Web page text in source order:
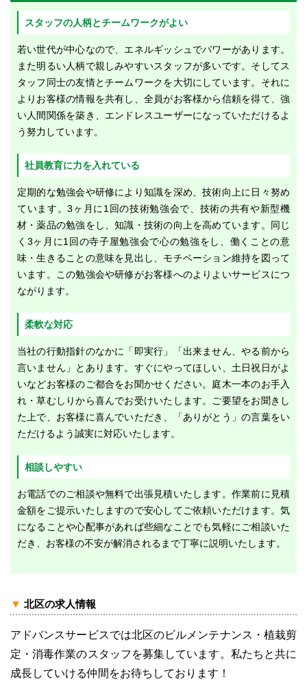
スタッフの人柄とチームワークがよい
若い世代が中心なので、エネルギッシュでパワーがあります。
また明るい人柄で親しみやすいスタッフが多いです。そしてス
タッフ同士の友情とチームワークを大切にしています。それに
よりお客様の情報を共有し、全員がお客様から信頼を得て、強
い人間関係を築き、エンドレスユーザーになっていただけるよ
う努力しています。
社員教育に力を入れている
定期的な勉強会や研修により知識を深め、技術向上に日々努め
ています。3ヶ月に1回の技術勉強会で、技術の共有や新型機
材・薬品の勉強をし、知識・技術の向上を高めています。同じ
く3ヶ月に1回の寺子屋勉強会で心の勉強をし、働くことの意
味・生きることの意味を見出し、モチベーション維持を図って
います。この勉強会や研修がお客様へのよりよいサービスにつ
ながります。
柔軟な対応
当社の行動指針のなかに「即実行」「出来ません、やる前から
言いません」とあります。すぐにやってほしい、土日祝日がよ
いなどお客様のご都合をお聞かせください。庭木一本のお手入
れ・草むしりから喜んでお受けいたします。ご要望をお聞きし
た上で、お客様に喜んでいただき、「ありがとう」の言葉をい
ただけるよう誠実に対応いたします。
相談しやすい
お電話でのご相談や無料で出張見積いたします。作業前に見積
金額をご提示いたしますので安心してご依頼いただけます。気
になることや心配事があれば些細なことでも気軽にご相談いた
だき、お客様の不安が解消されるまで丁寧に説明いたします。
▼ 北区の求人情報
アドバンスサービスでは北区のビルメンテナンス・植栽剪
定・消毒作業のスタッフを募集しています。私たちと共に
成長していける仲間をお待ちしております！